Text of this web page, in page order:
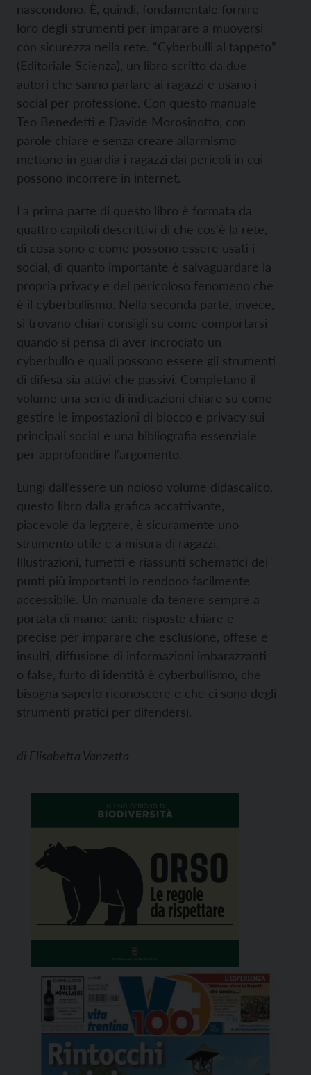
nascondono. È, quindi, fondamentale fornire
loro degli strumenti per imparare a muoversi
con sicurezza nella rete. “Cyberbulli al tappeto”
(Editoriale Scienza), un libro scritto da due
autori che sanno parlare ai ragazzi e usano i
social per professione. Con questo manuale
Teo Benedetti e Davide Morosinotto, con
parole chiare e senza creare allarmismo
mettono in guardia i ragazzi dai pericoli in cui
possono incorrere in internet.
La prima parte di questo libro è formata da
quattro capitoli descrittivi di che cos'è la rete,
di cosa sono e come possono essere usati i
social, di quanto importante è salvaguardare la
propria privacy e del pericoloso fenomeno che
è il cyberbullismo. Nella seconda parte, invece,
si trovano chiari consigli su come comportarsi
quando si pensa di aver incrociato un
cyberbullo e quali possono essere gli strumenti
di difesa sia attivi che passivi. Completano il
volume una serie di indicazioni chiare su come
gestire le impostazioni di blocco e privacy sui
principali social e una bibliografia essenziale
per approfondire l'argomento.
Lungi dall’essere un noioso volume didascalico,
questo libro dalla grafica accattivante,
piacevole da leggere, è sicuramente uno
strumento utile e a misura di ragazzi.
Illustrazioni, fumetti e riassunti schematici dei
punti più importanti lo rendono facilmente
accessibile. Un manuale da tenere sempre a
portata di mano: tante risposte chiare e
precise per imparare che esclusione, offese e
insulti, diffusione di informazioni imbarazzanti
o false, furto di identità è cyberbullismo, che
bisogna saperlo riconoscere e che ci sono degli
strumenti pratici per difendersi.
di Elisabetta Vanzetta